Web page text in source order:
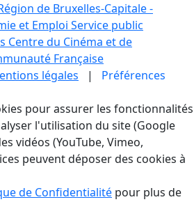
de Bruxelles-Capitale -
et Emploi Service public
Centre du Cinéma et de
Française
légales | Préférences
pour assurer les fonctionnalités
l'utilisation du site (Google
vidéos (YouTube, Vimeo,
peuvent déposer des cookies à
de Confidentialité pour plus de